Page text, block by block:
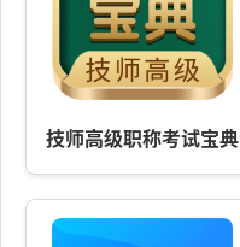
技师高级职称考试宝典